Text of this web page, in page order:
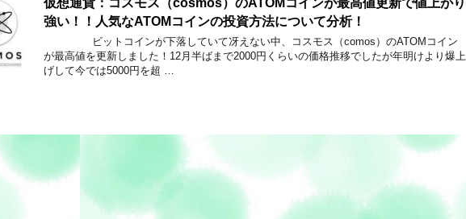
仮想通貨：コスモス（cosmos）のATOMコインが最高値更新で値上がり
強い！！人気なATOMコインの投資方法について分析！
ビットコインが下落していて冴えない中、コスモス（comos）のATOMコイン
が最高値を更新しました！12月半ばまで2000円くらいの価格推移でしたが年明けより爆上
げして今では5000円を超 …